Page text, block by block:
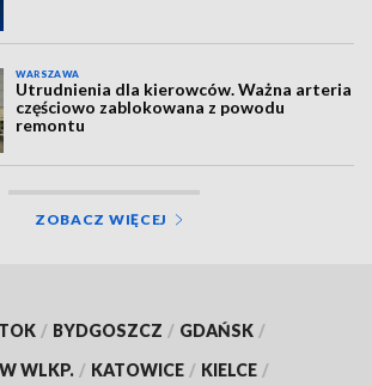
WARSZAWA
Utrudnienia dla kierowców. Ważna arteria
częściowo zablokowana z powodu
remontu
ZOBACZ WIĘCEJ
/ BYDGOSZCZ / GDAŃSK /
WLKP. / KATOWICE / KIELCE /